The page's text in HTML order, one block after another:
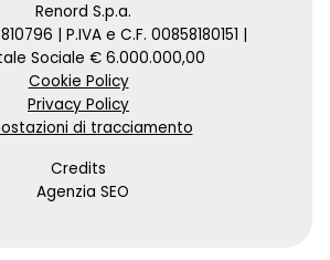
Renord S.p.a.
| P.IVA e C.F. 00858180151 |
Sociale € 6.000.000,00
Cookie Policy
Privacy Policy
di tracciamento
Credits
Agenzia SEO